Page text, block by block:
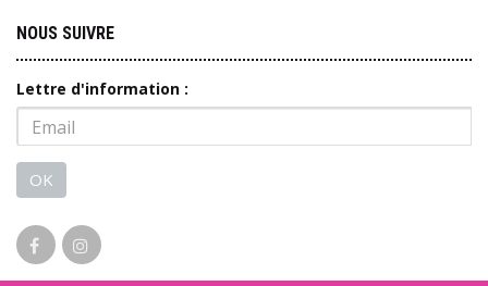
NOUS SUIVRE
Lettre d'information :
OK